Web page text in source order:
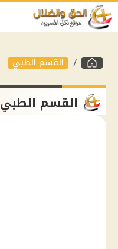
القسم الطبي
القسم الطبي